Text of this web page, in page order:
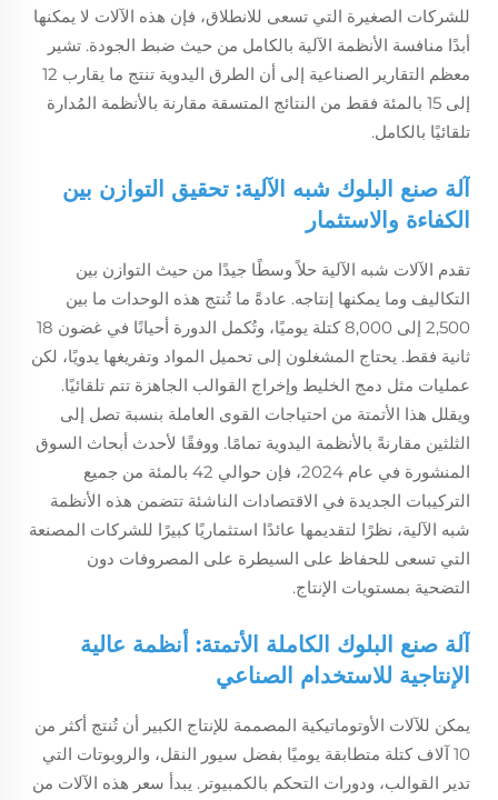
للشركات الصغيرة التي تسعى للانطلاق، فإن هذه الآلات لا يمكنها
أبدًا منافسة الأنظمة الآلية بالكامل من حيث ضبط الجودة. تشير
معظم التقارير الصناعية إلى أن الطرق اليدوية تنتج ما يقارب 12
إلى 15 بالمئة فقط من النتائج المتسقة مقارنة بالأنظمة المُدارة
تلقائيًا بالكامل.
آلة صنع البلوك شبه الآلية: تحقيق التوازن بين
الكفاءة والاستثمار
تقدم الآلات شبه الآلية حلاً وسطًا جيدًا من حيث التوازن بين
التكاليف وما يمكنها إنتاجه. عادةً ما تُنتج هذه الوحدات ما بين
2,500 إلى 8,000 كتلة يوميًا، وتُكمل الدورة أحيانًا في غضون 18
ثانية فقط. يحتاج المشغلون إلى تحميل المواد وتفريغها يدويًا، لكن
عمليات مثل دمج الخليط وإخراج القوالب الجاهزة تتم تلقائيًا.
ويقلل هذا الأتمتة من احتياجات القوى العاملة بنسبة تصل إلى
الثلثين مقارنةً بالأنظمة اليدوية تمامًا. ووفقًا لأحدث أبحاث السوق
المنشورة في عام 2024، فإن حوالي 42 بالمئة من جميع
التركيبات الجديدة في الاقتصادات الناشئة تتضمن هذه الأنظمة
شبه الآلية، نظرًا لتقديمها عائدًا استثماريًا كبيرًا للشركات المصنعة
التي تسعى للحفاظ على السيطرة على المصروفات دون
التضحية بمستويات الإنتاج.
آلة صنع البلوك الكاملة الأتمتة: أنظمة عالية
الإنتاجية للاستخدام الصناعي
يمكن للآلات الأوتوماتيكية المصممة للإنتاج الكبير أن تُنتج أكثر من
10 آلاف كتلة متطابقة يوميًا بفضل سيور النقل، والروبوتات التي
تدير القوالب، ودورات التحكم بالكمبيوتر. يبدأ سعر هذه الآلات من